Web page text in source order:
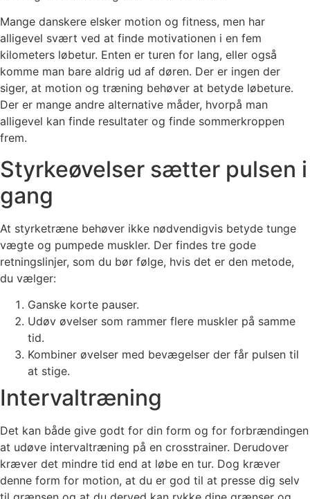
Mange danskere elsker motion og fitness, men har
alligevel svært ved at finde motivationen i en fem
kilometers løbetur. Enten er turen for lang, eller også
komme man bare aldrig ud af døren. Der er ingen der
siger, at motion og træning behøver at betyde løbeture.
Der er mange andre alternative måder, hvorpå man
alligevel kan finde resultater og finde sommerkroppen
frem.
Styrkeøvelser sætter pulsen i
gang
At styrketræne behøver ikke nødvendigvis betyde tunge
vægte og pumpede muskler. Der findes tre gode
retningslinjer, som du bør følge, hvis det er den metode,
du vælger:
Ganske korte pauser.
Udøv øvelser som rammer flere muskler på samme
tid.
Kombiner øvelser med bevægelser der får pulsen til
at stige.
Intervaltræning
Det kan både give godt for din form og for forbrændingen
at udøve intervaltræning på en crosstrainer. Derudover
kræver det mindre tid end at løbe en tur. Dog kræver
denne form for motion, at du er god til at presse dig selv